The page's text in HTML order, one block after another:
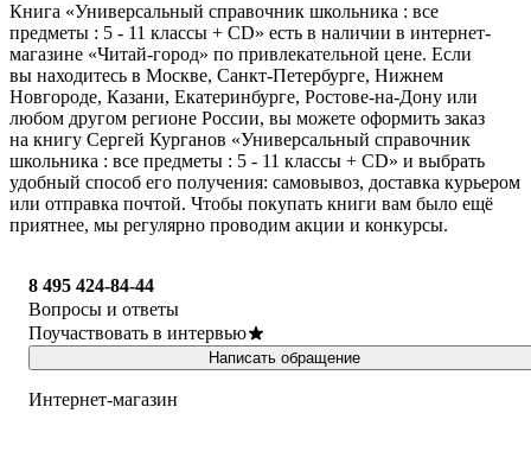
Книга «Универсальный справочник школьника : все
предметы : 5 - 11 классы + CD» есть в наличии в интернет-
магазине «Читай-город» по привлекательной цене. Если
вы находитесь в Москве, Санкт-Петербурге, Нижнем
Новгороде, Казани, Екатеринбурге, Ростове-на-Дону или
любом другом регионе России, вы можете оформить заказ
на книгу Сергей Курганов «Универсальный справочник
школьника : все предметы : 5 - 11 классы + CD» и выбрать
удобный способ его получения: самовывоз, доставка курьером
или отправка почтой. Чтобы покупать книги вам было ещё
приятнее, мы регулярно проводим акции и конкурсы.
8 495 424-84-44
Вопросы и ответы
Поучаствовать в интервью
Написать обращение
Интернет-магазин